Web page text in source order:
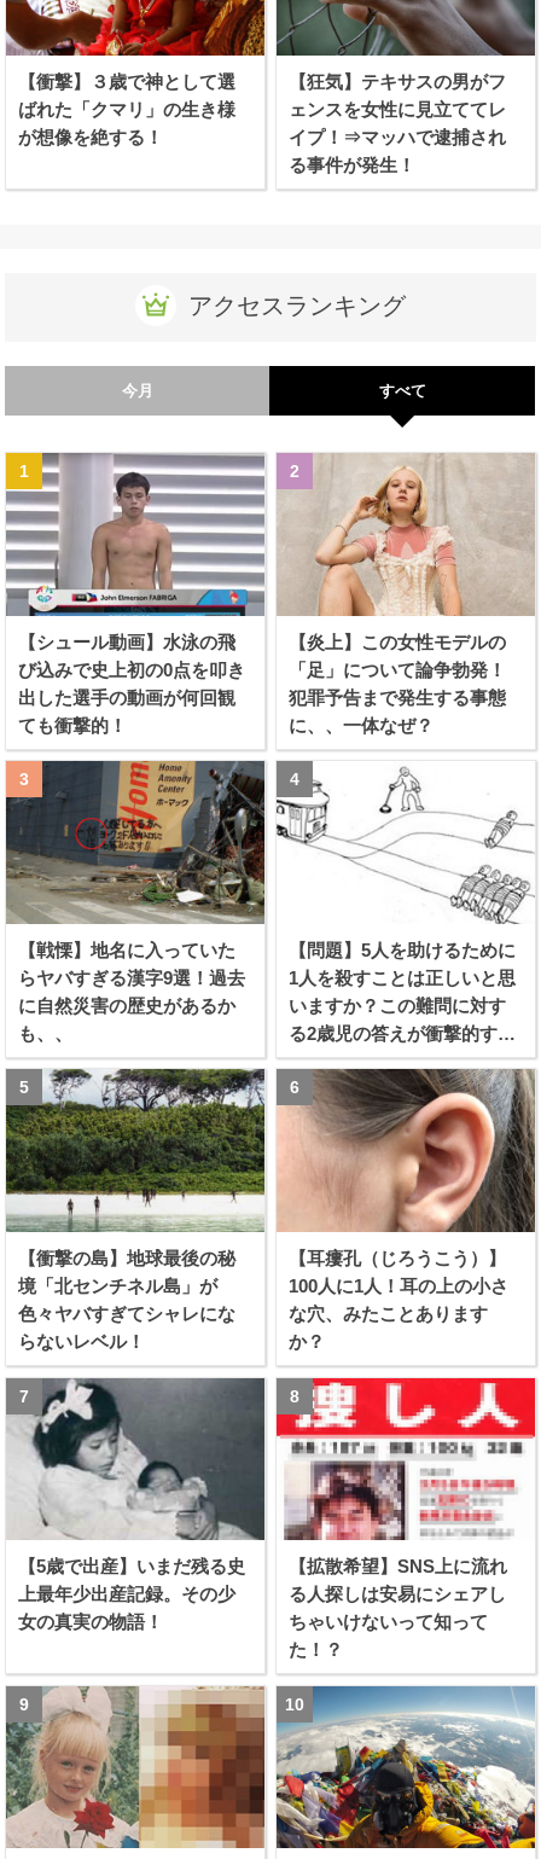
【衝撃】３歳で神として選
ばれた「クマリ」の生き様
が想像を絶する！
【狂気】テキサスの男がフ
ェンスを女性に見立ててレ
イプ！⇒マッハで逮捕され
る事件が発生！
アクセスランキング
今月 すべて
【シュール動画】水泳の飛
び込みで史上初の0点を叩き
出した選手の動画が何回観
ても衝撃的！
【炎上】この女性モデルの
「足」について論争勃発！
犯罪予告まで発生する事態
に、、一体なぜ？
【戦慄】地名に入っていた
らヤバすぎる漢字9選！過去
に自然災害の歴史があるか
も、、
【問題】5人を助けるために
1人を殺すことは正しいと思
いますか？この難問に対す
る2歳児の答えが衝撃的すぎ
る！！
【衝撃の島】地球最後の秘
境「北センチネル島」が
色々ヤバすぎてシャレにな
らないレベル！
【耳瘻孔（じろうこう）】
100人に1人！耳の上の小さ
な穴、みたことあります
か？
【5歳で出産】いまだ残る史
上最年少出産記録。その少
女の真実の物語！
【拡散希望】SNS上に流れ
る人探しは安易にシェアし
ちゃいけないって知って
た！？